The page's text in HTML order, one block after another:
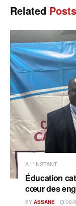
Related Posts
A L'INSTANT
Éducation
cœur des
BY ASSANE 08/